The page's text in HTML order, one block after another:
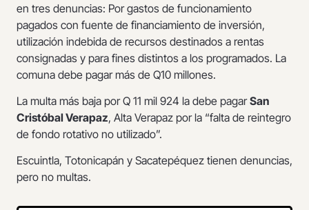
en tres denuncias: Por gastos de funcionamiento
pagados con fuente de financiamiento de inversión,
utilización indebida de recursos destinados a rentas
consignadas y para fines distintos a los programados. La
comuna debe pagar más de Q10 millones.
La multa más baja por Q 11 mil 924 la debe pagarSan
Cristóbal Verapaz, Alta Verapaz por la “falta de reintegro
de fondo rotativo no utilizado”.
Escuintla, Totonicapán y Sacatepéquez tienen denuncias,
pero no multas.